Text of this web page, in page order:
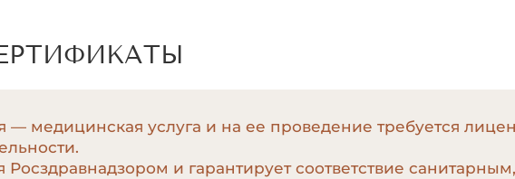
— медицинская услуга и на ее проведение требуется
Росздравнадзором и гарантирует соответствие